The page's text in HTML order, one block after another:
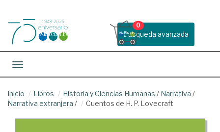
Busqueda avanzada
0
Toggle navigation
Inicio Libros Historia y Ciencias Humanas / Narrativa /
Narrativa extranjera / Cuentos de H. P. Lovecraft